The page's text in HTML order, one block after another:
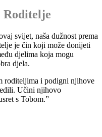
Roditelje
svijet, naša dužnost prema
je čin koji može donijeti
djelima koja mogu
djela.
roditeljima i podigni njihove
Učini njihovo
s Tobom.”